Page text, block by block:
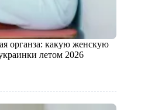
органза: какую женскую
летом 2026